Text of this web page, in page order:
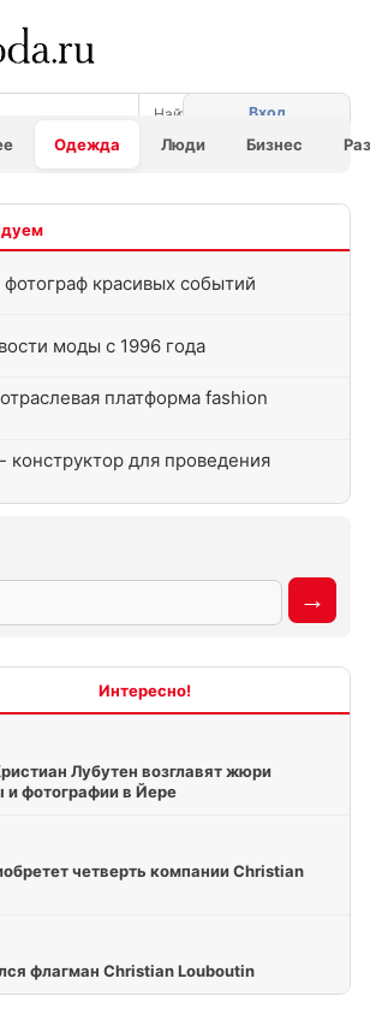
Одежда Люди Бизнес
Вход
фотограф красивых событий
моды с 1996 года
платформа fashion
- конструктор для проведения
Лубутен возглавят жюри
фотографии в Йере
четверть компании Christian
флагман Christian Louboutin